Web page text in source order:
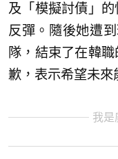
及「模擬討債」
反彈。隨後她遭
隊，結束了在韓
歉，表示希望未來
我是